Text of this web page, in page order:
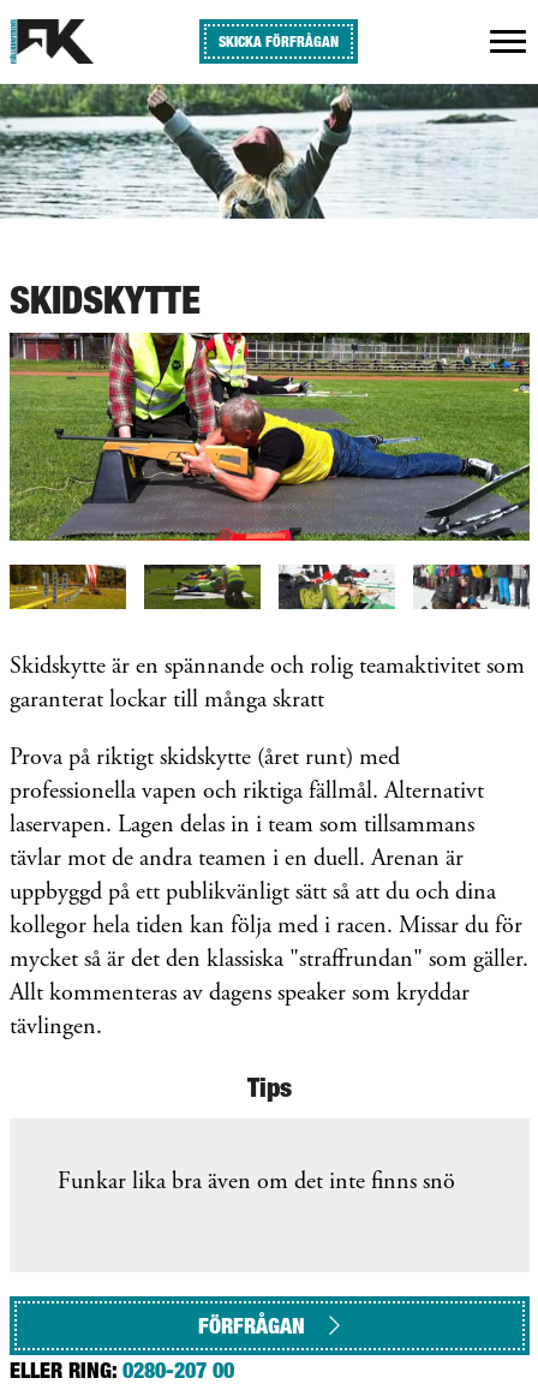
SKICKA FÖRFRÅGAN
SKIDSKYTTE
Skidskytte är en spännande och rolig teamaktivitet som
garanterat lockar till många skratt
Prova på riktigt skidskytte (året runt) med
professionella vapen och riktiga fällmål. Alternativt
laservapen. Lagen delas in i team som tillsammans
tävlar mot de andra teamen i en duell. Arenan är
uppbyggd på ett publikvänligt sätt så att du och dina
kollegor hela tiden kan följa med i racen. Missar du för
mycket så är det den klassiska "straffrundan" som gäller.
Allt kommenteras av dagens speaker som kryddar
tävlingen.
Tips
Funkar lika bra även om det inte finns snö
FÖRFRÅGAN
ELLER RING: 0280-207 00